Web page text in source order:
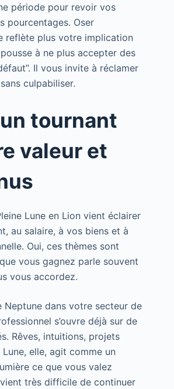
période pour revoir vos
pourcentages. Oser
reflète plus votre implication
à ne plus accepter des
Il vous invite à réclamer
culpabiliser.
tournant
valeur et
Lune en Lion vient éclairer
au salaire, à vos biens et à
Oui, ces thèmes sont
vous gagnez parle souvent
vous accordez.
Neptune dans votre secteur de
s’ouvre déjà sur de
Rêves, intuitions, projets
elle, agit comme un
ce que vous valez
très difficile de continuer